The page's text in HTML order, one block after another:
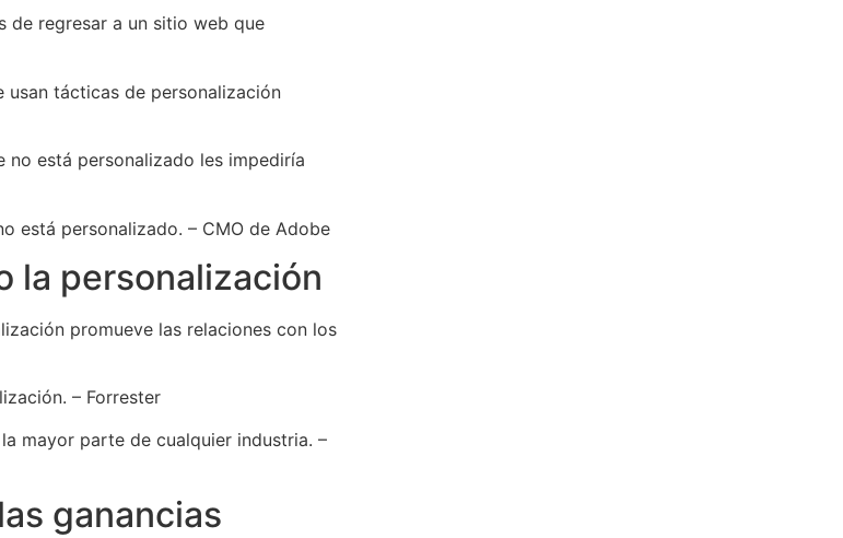
de regresar a un sitio web que
usan tácticas de personalización
está personalizado les impediría
está personalizado. – CMO de Adobe
la personalización
promueve las relaciones con los
– Forrester
mayor parte de cualquier industria. –
ganancias